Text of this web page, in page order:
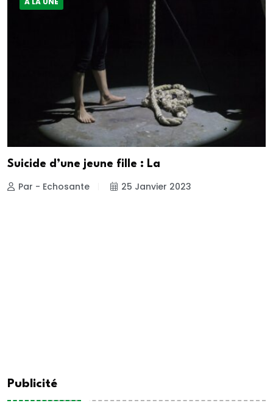
Suicide d’une jeune fille : La
Par - Echosante 25 Janvier 2023
Publicité